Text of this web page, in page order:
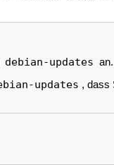
debian-updates an.
updates , dass